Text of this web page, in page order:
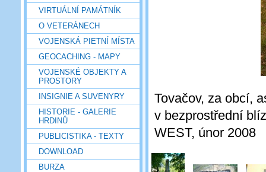
VIRTUÁLNÍ PAMÁTNÍK
O VETERÁNECH
VOJENSKÁ PIETNÍ MÍSTA
GEOCACHING - MAPY
VOJENSKÉ OBJEKTY A
PROSTORY
INSIGNIE A SUVENYRY
HISTORIE - GALERIE
HRDINŮ
PUBLICISTIKA - TEXTY
DOWNLOAD
BURZA
Tovačov, za obcí,
v bezprostřední
WEST, únor 2008